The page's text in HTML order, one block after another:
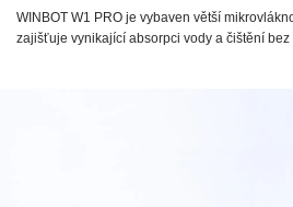
WINBOT W1 PRO je vybaven větší
zajišťuje vynikající absorpci vody a čištění